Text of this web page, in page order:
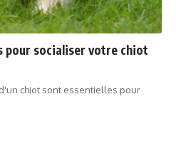
pour socialiser votre chiot
chiot sont essentielles pour